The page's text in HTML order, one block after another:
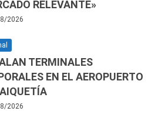
RELEVANTE»
2026
TERMINALES
EN EL AEROPUERTO
2026